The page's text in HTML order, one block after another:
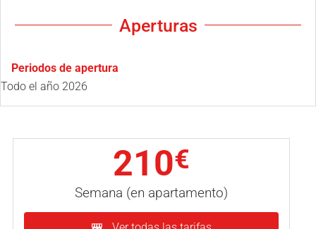
Aperturas
Periodos de apertura
Todo el año 2026
210€
Semana (en apartamento)